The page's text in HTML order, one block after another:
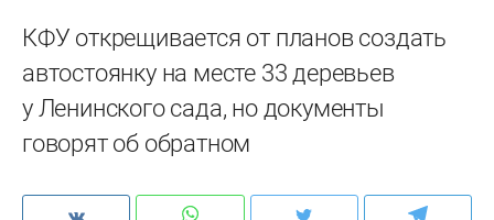
КФУ открещивается от планов создать
автостоянку на месте 33 деревьев
у Ленинского сада, но документы
говорят об обратном